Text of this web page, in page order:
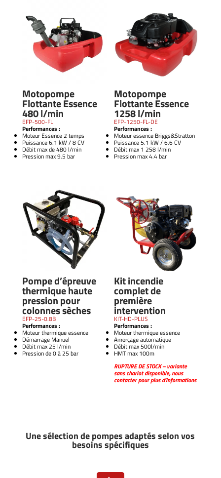
Motopompe
Flottante Essence
480 l/min
EFP-500-FL
Performances :
Moteur Essence 2 temps
Puissance 6.1 kW / 8 CV
Débit max de 480 l/min
Pression max 9.5 bar
Motopompe
Flottante Essence
1258 l/min
EFP-1250-FL-DE
Performances :
Moteur essence Briggs&Stratton
Puissance 5.1 kW / 6.6 CV
Débit max 1 258 l/min
Pression max 4.4 bar
Pompe d’épreuve
thermique haute
pression pour
colonnes sèches
EFP-25-0.8B
Performances :
Moteur thermique essence
Démarrage Manuel
Débit max 25 l/min
Pression de 0 à 25 bar
Kit incendie
complet de
première
intervention
KIT-HD-PLUS
Performances :
Moteur thermique essence
Amorçage automatique
Débit max 500l/min
HMT max 100m
RUPTURE DE STOCK – variante
sans chariot disponible, nous
contacter pour plus d’informations
Une sélection de pompes adaptés selon vos
besoins spécifiques